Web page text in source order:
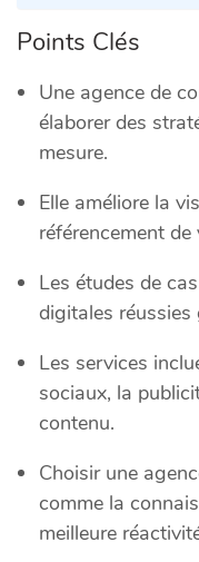
Points Clés
Une agence de
élaborer des
mesure.
Elle améliore la
référencement
Les études de
digitales réussies
Les services
sociaux, la
contenu.
Choisir une
comme la
meilleure